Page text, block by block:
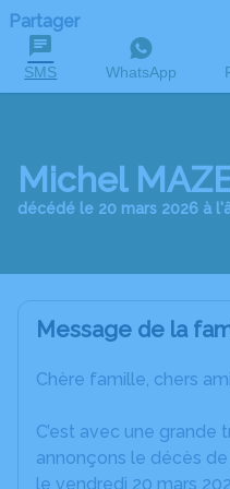
Partager
SMS WhatsApp
Michel
décédé le 20 mars 2026 à
Message de la
Chère famille, chers
C’est avec une grande
annonçons le décès
le vendredi 20 mars